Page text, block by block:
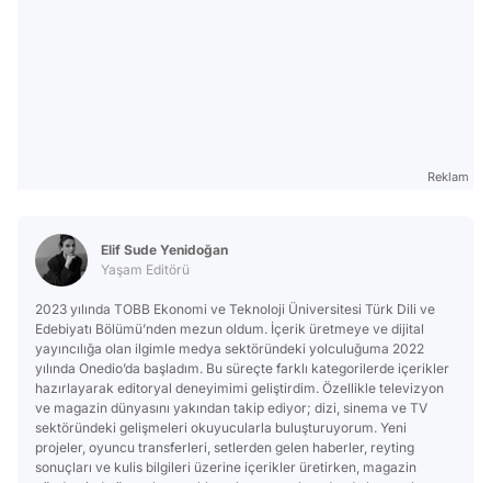
Reklam
Elif Sude Yenidoğan
Yaşam Editörü
2023 yılında TOBB Ekonomi ve Teknoloji Üniversitesi Türk Dili ve
Edebiyatı Bölümü’nden mezun oldum. İçerik üretmeye ve dijital
yayıncılığa olan ilgimle medya sektöründeki yolculuğuma 2022
yılında Onedio’da başladım. Bu süreçte farklı kategorilerde içerikler
hazırlayarak editoryal deneyimimi geliştirdim. Özellikle televizyon
ve magazin dünyasını yakından takip ediyor; dizi, sinema ve TV
sektöründeki gelişmeleri okuyucularla buluşturuyorum. Yeni
projeler, oyuncu transferleri, setlerden gelen haberler, reyting
sonuçları ve kulis bilgileri üzerine içerikler üretirken, magazin